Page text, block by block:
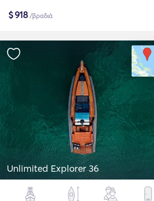
$918/βραδιά
Unlimited Explorer 36